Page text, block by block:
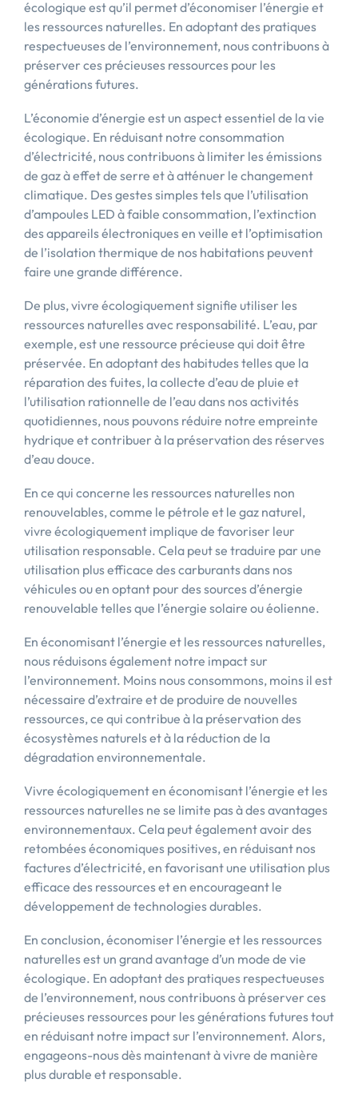
écologique est qu’il permet d’économiser l’énergie et
les ressources naturelles. En adoptant des pratiques
respectueuses de l’environnement, nous contribuons à
préserver ces précieuses ressources pour les
générations futures.
L’économie d’énergie est un aspect essentiel de la vie
écologique. En réduisant notre consommation
d’électricité, nous contribuons à limiter les émissions
de gaz à effet de serre et à atténuer le changement
climatique. Des gestes simples tels que l’utilisation
d’ampoules LED à faible consommation, l’extinction
des appareils électroniques en veille et l’optimisation
de l’isolation thermique de nos habitations peuvent
faire une grande différence.
De plus, vivre écologiquement signifie utiliser les
ressources naturelles avec responsabilité. L’eau, par
exemple, est une ressource précieuse qui doit être
préservée. En adoptant des habitudes telles que la
réparation des fuites, la collecte d’eau de pluie et
l’utilisation rationnelle de l’eau dans nos activités
quotidiennes, nous pouvons réduire notre empreinte
hydrique et contribuer à la préservation des réserves
d’eau douce.
En ce qui concerne les ressources naturelles non
renouvelables, comme le pétrole et le gaz naturel,
vivre écologiquement implique de favoriser leur
utilisation responsable. Cela peut se traduire par une
utilisation plus efficace des carburants dans nos
véhicules ou en optant pour des sources d’énergie
renouvelable telles que l’énergie solaire ou éolienne.
En économisant l’énergie et les ressources naturelles,
nous réduisons également notre impact sur
l’environnement. Moins nous consommons, moins il est
nécessaire d’extraire et de produire de nouvelles
ressources, ce qui contribue à la préservation des
écosystèmes naturels et à la réduction de la
dégradation environnementale.
Vivre écologiquement en économisant l’énergie et les
ressources naturelles ne se limite pas à des avantages
environnementaux. Cela peut également avoir des
retombées économiques positives, en réduisant nos
factures d’électricité, en favorisant une utilisation plus
efficace des ressources et en encourageant le
développement de technologies durables.
En conclusion, économiser l’énergie et les ressources
naturelles est un grand avantage d’un mode de vie
écologique. En adoptant des pratiques respectueuses
de l’environnement, nous contribuons à préserver ces
précieuses ressources pour les générations futures tout
en réduisant notre impact sur l’environnement. Alors,
engageons-nous dès maintenant à vivre de manière
plus durable et responsable.